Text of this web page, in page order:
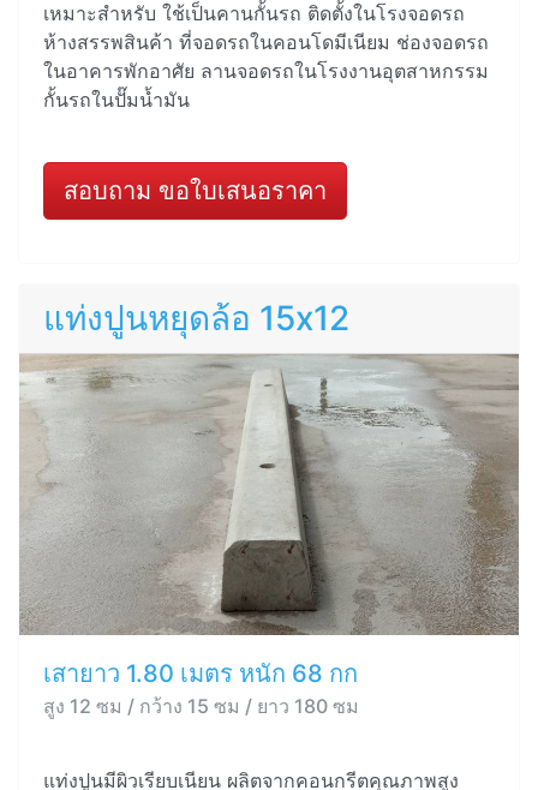
เหมาะสำหรับ ใช้เป็นคานกั้นรถ ติดตั้งในโรงจอดรถ
ห้างสรรพสินค้า ที่จอดรถในคอนโดมีเนียม ช่องจอดรถ
ในอาคารพักอาศัย ลานจอดรถในโรงงานอุตสาหกรรม
กั้นรถในปั๊มน้ำมัน
สอบถาม ขอใบเสนอราคา
แท่งปูนหยุดล้อ 15x12
เสายาว 1.80 เมตร หนัก 68 กก
สูง 12 ซม / กว้าง 15 ซม / ยาว 180 ซม
แท่งปูนมีผิวเรียบเนียน ผลิตจากคอนกรีตคุณภาพสูง